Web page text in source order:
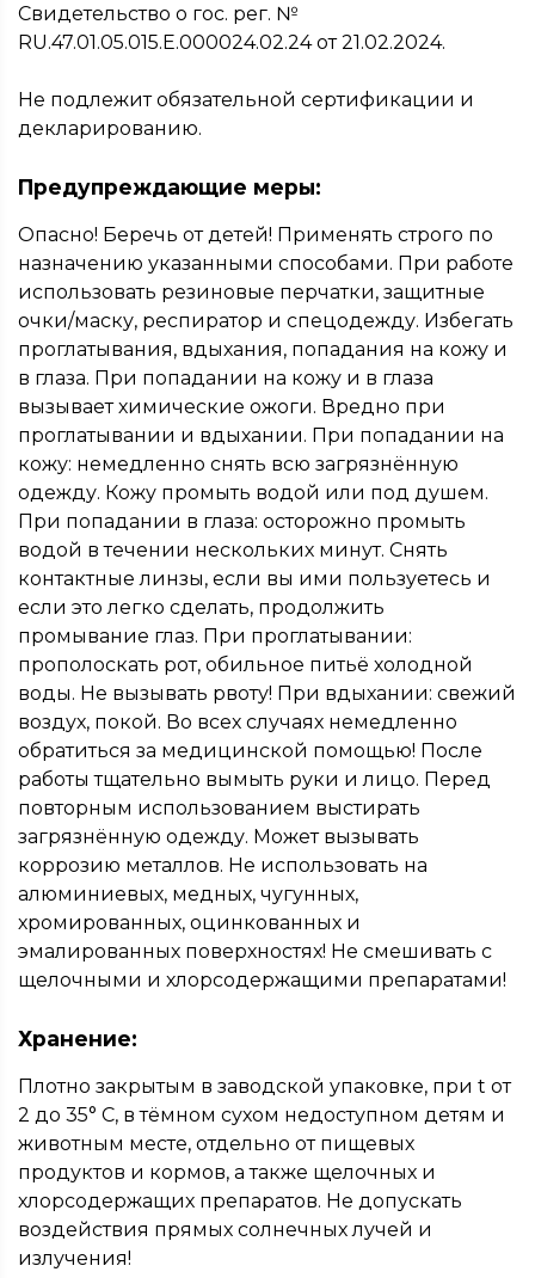
Свидетельство о гос. рег. №
RU.47.01.05.015.Е.000024.02.24 от 21.02.2024.
Не подлежит обязательной сертификации и
декларированию.
Предупреждающие меры:
Опасно! Беречь от детей! Применять строго по
назначению указанными способами. При работе
использовать резиновые перчатки, защитные
очки/маску, респиратор и спецодежду. Избегать
проглатывания, вдыхания, попадания на кожу и
в глаза. При попадании на кожу и в глаза
вызывает химические ожоги. Вредно при
проглатывании и вдыхании. При попадании на
кожу: немедленно снять всю загрязнённую
одежду. Кожу промыть водой или под душем.
При попадании в глаза: осторожно промыть
водой в течении нескольких минут. Снять
контактные линзы, если вы ими пользуетесь и
если это легко сделать, продолжить
промывание глаз. При проглатывании:
прополоскать рот, обильное питьё холодной
воды. Не вызывать рвоту! При вдыхании: свежий
воздух, покой. Во всех случаях немедленно
обратиться за медицинской помощью! После
работы тщательно вымыть руки и лицо. Перед
повторным использованием выстирать
загрязнённую одежду. Может вызывать
коррозию металлов. Не использовать на
алюминиевых, медных, чугунных,
хромированных, оцинкованных и
эмалированных поверхностях! Не смешивать с
щелочными и хлорсодержащими препаратами!
Хранение:
Плотно закрытым в заводской упаковке, при t от
2 до 35° С, в тёмном сухом недоступном детям и
животным месте, отдельно от пищевых
продуктов и кормов, а также щелочных и
хлорсодержащих препаратов. Не допускать
воздействия прямых солнечных лучей и
излучения!